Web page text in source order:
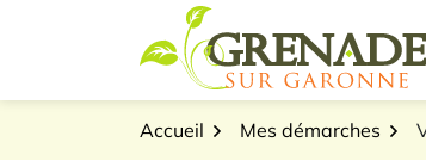
Logo
Accueil Mes démarches